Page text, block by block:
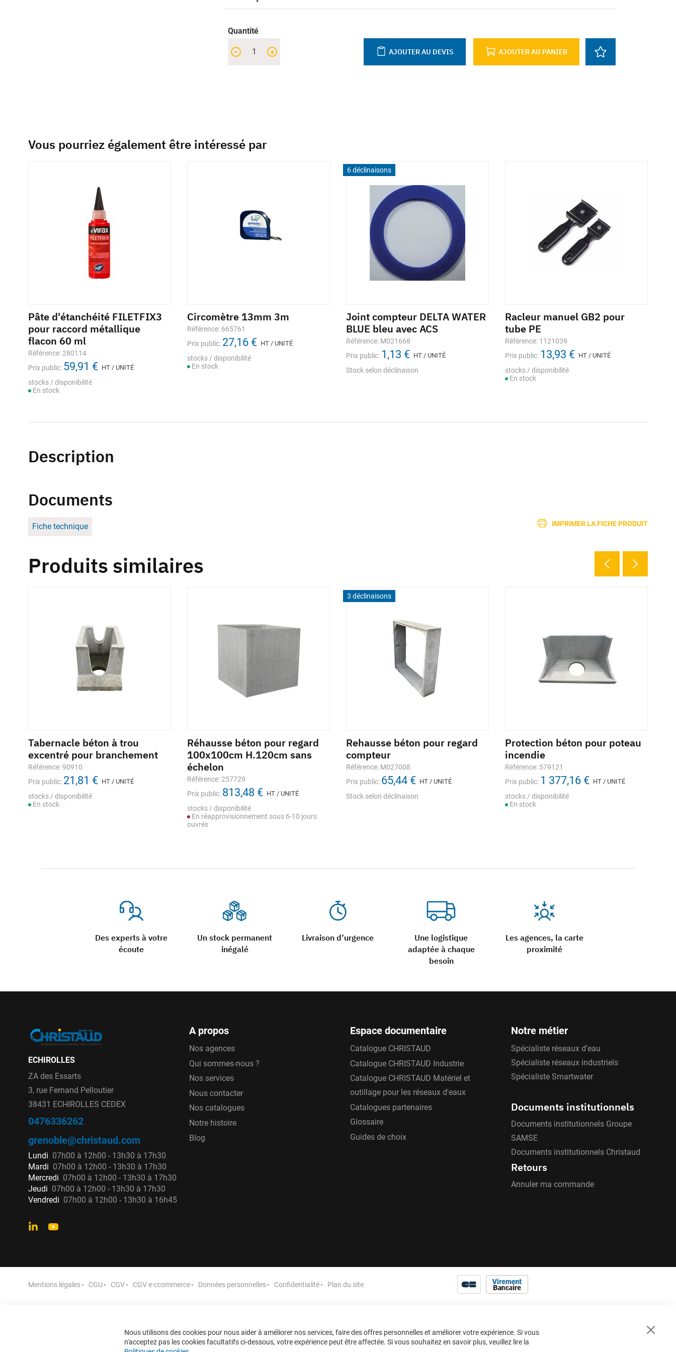
Quantité
+
- AJOUTER AU PANIER
AJOUTER AU DEVIS
Vous pourriez également être intéressé par
Pâte d'étanchéité FILETFIX3
pour raccord métallique
flacon 60 ml
Référence: 280114
Prix public: 59,91 € HT / UNITÉ
stocks / disponibilité
En stock
Circomètre 13mm 3m
Référence: 665761
Prix public: 27,16 € HT / UNITÉ
stocks / disponibilité
En stock
6 déclinaisons
Joint compteur DELTA WATER
BLUE bleu avec ACS
Référence: M021668
Prix public: 1,13 € HT / UNITÉ
Stock selon déclinaison
Racleur manuel GB2 pour
tube PE
Référence: 1121039
Prix public: 13,93 € HT / UNITÉ
stocks / disponibilité
En stock
Description
Documents
Fiche technique IMPRIMER LA FICHE PRODUIT
Des experts à votre
écoute
Un stock permanent
inégalé
Livraison d’urgence
Une logistique
adaptée à chaque
besoin
Les agences, la carte
proximité
Produits similaires
Tabernacle béton à trou
excentré pour branchement
Référence: 90910
Prix public: 21,81 € HT / UNITÉ
stocks / disponibilité
En stock
Réhausse béton pour regard
100x100cm H.120cm sans
échelon
Référence: 257729
Prix public: 813,48 € HT / UNITÉ
stocks / disponibilité
En réapprovisionnement sous 6-10 jours
ouvrés
3 déclinaisons
Rehausse béton pour regard
compteur
Référence: M027008
Prix public: 65,44 € HT / UNITÉ
Stock selon déclinaison
Protection béton pour poteau
incendie
Référence: 579121
Prix public: 1 377,16 € HT / UNITÉ
stocks / disponibilité
En stock
ECHIROLLES
ZA des Essarts
3, rue Fernand Pelloutier
38431 ECHIROLLES CEDEX
0476336262
grenoble@christaud.com
Lundi 07h00 à 12h00 - 13h30 à 17h30
Mardi 07h00 à 12h00 - 13h30 à 17h30
Mercredi 07h00 à 12h00 - 13h30 à 17h30
Jeudi 07h00 à 12h00 - 13h30 à 17h30
Vendredi 07h00 à 12h00 - 13h30 à 16h45
A propos
Nos agences
Qui sommes-nous ?
Nos services
Nous contacter
Nos catalogues
Notre histoire
Blog
Espace documentaire
Catalogue CHRISTAUD
Catalogue CHRISTAUD Industrie
Catalogue CHRISTAUD Matériel et
outillage pour les réseaux d'eaux
Catalogues partenaires
Glossaire
Guides de choix
Notre métier
Spécialiste réseaux d’eau
Spécialiste réseaux industriels
Spécialiste Smartwater
Documents institutionnels
Documents institutionnels Groupe
SAMSE
Documents institutionnels Christaud
Retours
Annuler ma commande
Mentions légales CGU CGV CGV e-ccommerce Données personnelles Confidentialité Plan du site
Close
Nous utilisons des cookies pour nous aider à améliorer nos services, faire des offres personnelles et améliorer votre expérience. Si vous
n'acceptez pas les cookies facultatifs ci-dessous, votre expérience peut être affectée. Si vous souhaitez en savoir plus, veuillez lire la